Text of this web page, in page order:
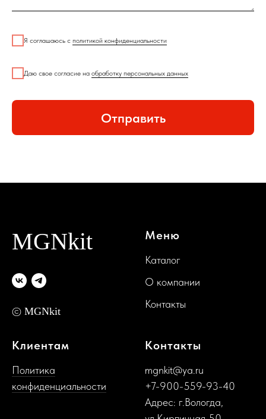
Я соглашаюсь с политикой конфиденциальности
Даю свое согласие на обработку персональных данных
Отправить
MGNkit
© MGNkit
Меню
Каталог
О компании
Контакты
Клиентам
Политика
конфиденциальности
Контакты
mgnkit@ya.ru
+7-900-559-93-40
Адрес: г.Вологда,